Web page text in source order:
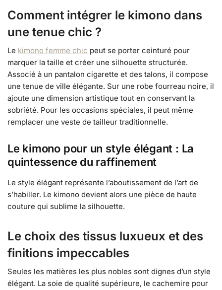
Comment intégrer le kimono dans
une tenue chic ?
Le kimono femme chic peut se porter ceinturé pour
marquer la taille et créer une silhouette structurée.
Associé à un pantalon cigarette et des talons, il compose
une tenue de ville élégante. Sur une robe fourreau noire, il
ajoute une dimension artistique tout en conservant la
sobriété. Pour les occasions spéciales, il peut même
remplacer une veste de tailleur traditionnelle.
Le kimono pour un style élégant : La
quintessence du raffinement
Le style élégant représente l’aboutissement de l’art de
s’habiller. Le kimono devient alors une pièce de haute
couture qui sublime la silhouette.
Le choix des tissus luxueux et des
finitions impeccables
Seules les matières les plus nobles sont dignes d’un style
élégant. La soie de qualité supérieure, le cachemire pour